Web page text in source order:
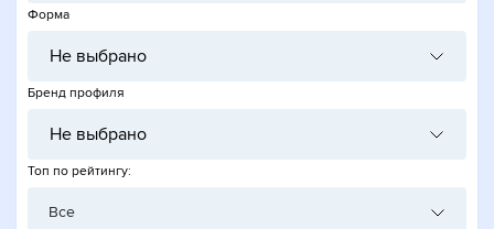
Форма
Не выбрано
Бренд профиля
Не выбрано
Топ по рейтингу:
Все